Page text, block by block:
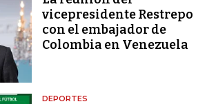
vicepresidente Restrepo
con el embajador de
Colombia en Venezuela
DEPORTES